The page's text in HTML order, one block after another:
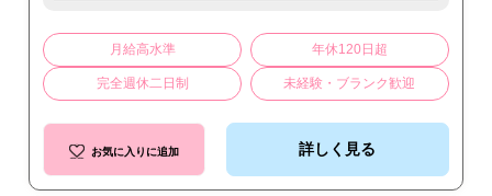
月給高水準 年休120日超
完全週休二日制 未経験・ブランク歓迎
お気に入りに追加 詳しく見る